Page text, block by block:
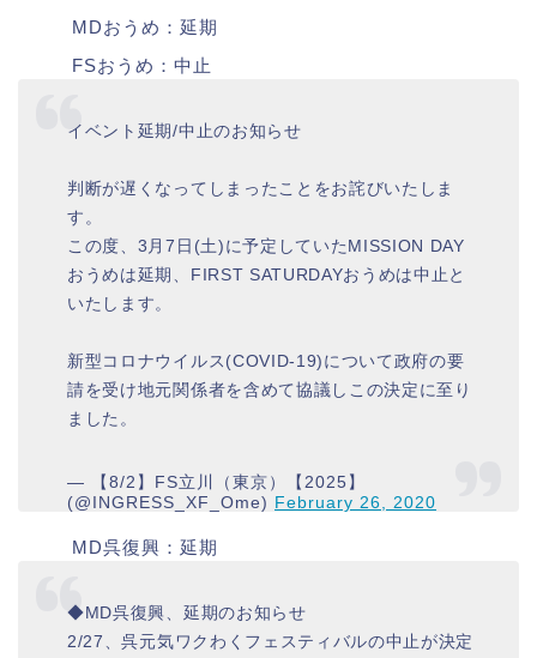
MDおうめ：延期
FSおうめ：中止
イベント延期/中止のお知らせ
判断が遅くなってしまったことをお詫びいたしま
す。
この度、3月7日(土)に予定していたMISSION DAY
おうめは延期、FIRST SATURDAYおうめは中止と
いたします。
新型コロナウイルス(COVID-19)について政府の要
請を受け地元関係者を含めて協議しこの決定に至り
ました。
— 【8/2】FS立川（東京）【2025】
(@INGRESS_XF_Ome) February 26, 2020
MD呉復興：延期
◆MD呉復興、延期のお知らせ
2/27、呉元気ワクわくフェスティバルの中止が決定